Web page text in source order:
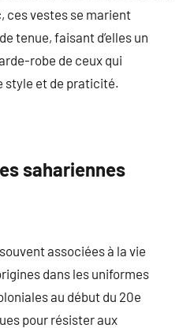
ces vestes se marient
tenue, faisant d’elles un
robe de ceux qui
style et de praticité.
sahariennes
associées à la vie
dans les uniformes
au début du 20e
pour résister aux